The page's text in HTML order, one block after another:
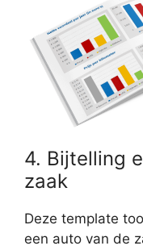
4. Bijtelling
zaak
Deze template
een auto van de